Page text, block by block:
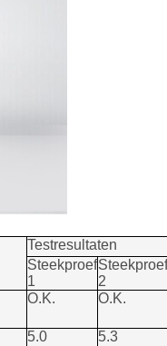
Testresultaten
Steekproef
1
Steekproef
2
O.K. O.K.
5.0 5.3